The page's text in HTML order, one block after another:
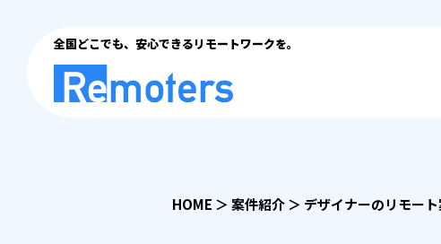
全国どこでも、安心できるリモートワークを。
HOME ＞案件紹介＞ デザイナーのリモー